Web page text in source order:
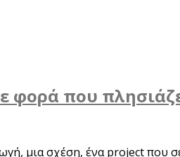
φορά που
μια σχέση, ένα project που